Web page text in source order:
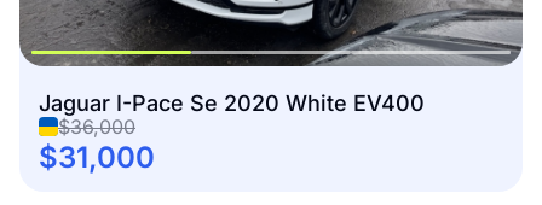
Jaguar I-Pace Se 2020 White EV400
$36,000
$31,000